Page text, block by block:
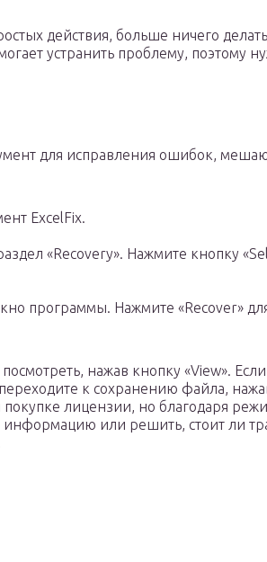
действия, больше ничего
устранить проблему, поэтому
для исправления ошибок,
ExcelFix.
«Recovery». Нажмите кнопку
программы. Нажмите «Recover»
нажав кнопку «View».
к сохранению файла,
лицензии, но благодаря
или решить, стоит ли